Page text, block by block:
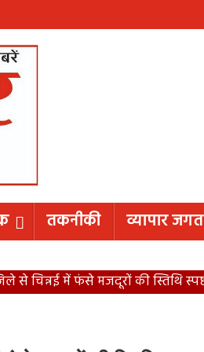
तकनीकी व्यापार जगत
से चिन्नई में फंसे मजदूरों की स्तिथि